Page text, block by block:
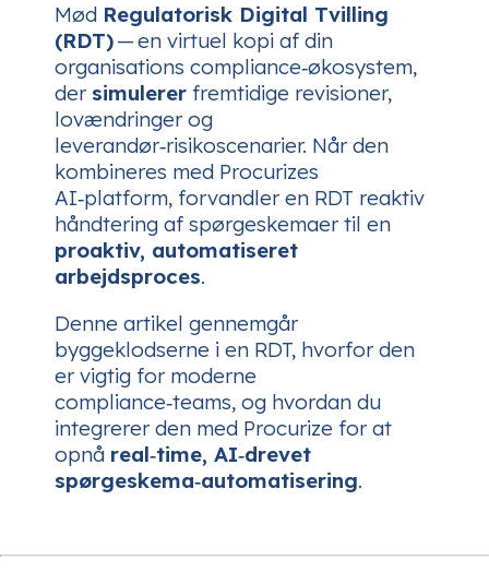
Mød Regulatorisk Digital Tvilling
(RDT)— en virtuel kopi af din
organisations compliance‑økosystem,
der simulerer fremtidige revisioner,
lovændringer og
leverandør‑risikoscenarier. Når den
kombineres med Procurizes
AI‑platform, forvandler en RDT reaktiv
håndtering af spørgeskemaer til en
proaktiv, automatiseret
arbejdsproces.
Denne artikel gennemgår
byggeklodserne i en RDT, hvorfor den
er vigtig for moderne
compliance‑teams, og hvordan du
integrerer den med Procurize for at
opnå real‑time, AI‑drevet
spørgeskema‑automatisering.